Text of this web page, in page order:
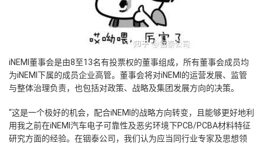
iNEMI董事会是由8至13名有投票权的董事组成，所有董事会成员均
为iNEMI下属的成员企业高管。董事会将对iNEMI的运营发展、监管
与整体治理负责，也包括对政策、战略及集团发展方向的决策。
“这是一个极好的机会，配合iNEMI的战略方向转变，且能够更好地利
用我之前在iNEMI汽车电子可靠性及恶劣环境下PCB/PCBA材料特征
研究方面的经验。在铟泰公司，我们认为应当同行业专家及思想领